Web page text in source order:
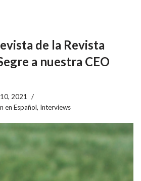
de la Revista
a nuestra CEO
2021
en Español, Interviews